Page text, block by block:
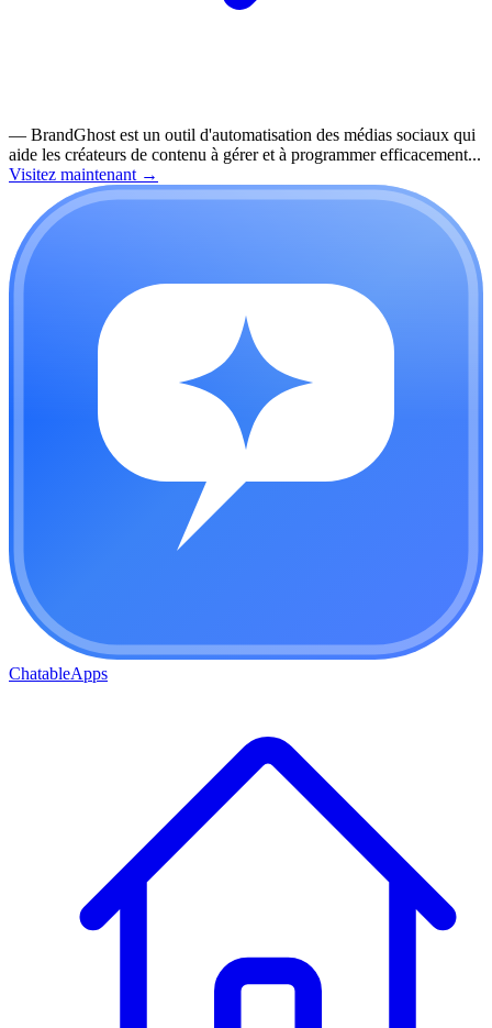
— BrandGhost est un outil d'automatisation des médias sociaux qui
aide les créateurs de contenu à gérer et à programmer efficacement...
Visitez maintenant →
ChatableApps